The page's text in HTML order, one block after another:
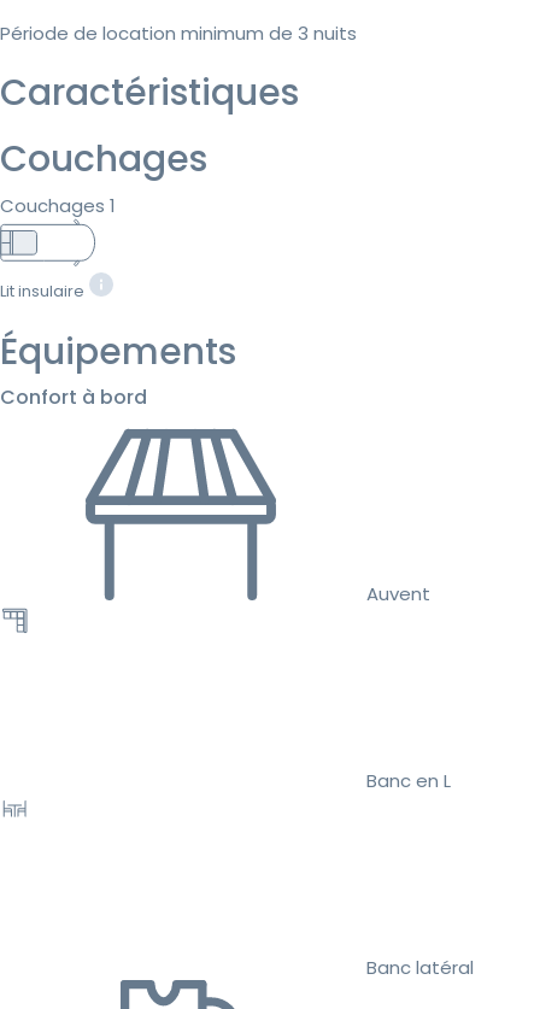
Période de location minimum de 3 nuits
Caractéristiques
Couchages
Couchages 1
Lit insulaire
Équipements
Confort à bord
Auvent
Banc en L
Banc latéral